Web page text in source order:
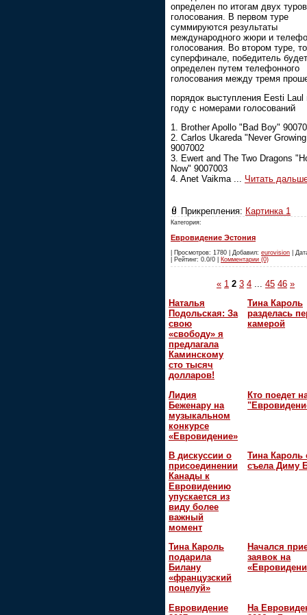
определен по итогам двух туров
голосования. В первом туре
суммируются результаты
международного жюри и
голосования. Во втором туре,
суперфинале, победитель будет
определен путем телефонного
голосования между тремя
порядок выступления Eesti Laul
году с номерами голосований
1. Brother Apollo "Bad Boy"
2. Carlos Ukareda "Never
9007002
3. Ewert and The Two Dragons
Now" 9007003
4. Anet Vaikma ... Читать
Прикрепления: Картинка 1
Категория:
Евровидение Эстония
| Просмотров: 1780 | Добавил: eurovision |
| Рейтинг: 0.0/0 | Комментарии (0)
« 1 2 3 4 ... 45 46 »
Наталья
Подольская: За
свою
«свободу» я
предлагала
Каминскому
сто тысяч
долларов!
Тина Кароль
разделась
камерой
Лидия
Беженару на
музыкальном
конкурсе
«Евровидение»
Кто поедет
В дискуссии о
присоединении
Канады к
Евровидению
упускается из
виду более
важный
момент
Тина Кароль
съела Диму
Тина Кароль
подарила
Билану
«французский
поцелуй»
Начался
заявок на
Евровидение
На